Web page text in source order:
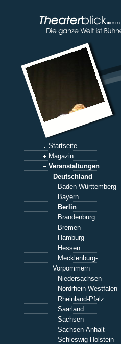
Startseite
Magazin
Veranstaltungen
Deutschland
Baden-Württemberg
Bayern
Berlin
Brandenburg
Bremen
Hamburg
Hessen
Mecklenburg-
Vorpommern
Niedersachsen
Nordrhein-Westfalen
Rheinland-Pfalz
Saarland
Sachsen
Sachsen-Anhalt
Schleswig-Holstein